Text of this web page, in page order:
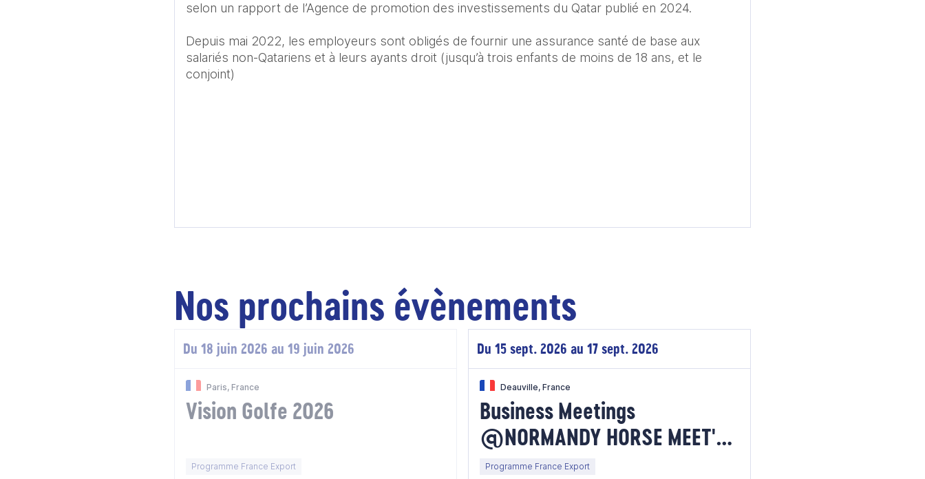
selon un rapport de l’Agence de promotion des investissements du Qatar publié en 2024.
Depuis mai 2022, les employeurs sont obligés de fournir une assurance santé de base aux
salariés non‑Qatariens et à leurs ayants droit (jusqu’à trois enfants de moins de 18 ans, et le
conjoint)
Nos prochains évènements
Du 18 juin 2026 au 19 juin 2026
Paris, France
Vision Golfe 2026
Programme France Export
Du 15 sept. 2026 au 17 sept. 2026
Deauville, France
Business Meetings
@NORMANDY HORSE MEET'UP
2026
Programme France Export